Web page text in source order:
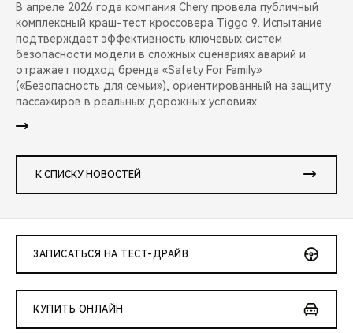
В апреле 2026 года компания Chery провела публичный
комплексный краш-тест кроссовера Tiggo 9. Испытание
подтверждает эффективность ключевых систем
безопасности модели в сложных сценариях аварий и
отражает подход бренда «Safety For Family»
(«Безопасность для семьи»), ориентированный на защиту
пассажиров в реальных дорожных условиях.
К СПИСКУ НОВОСТЕЙ
ЗАПИСАТЬСЯ НА ТЕСТ-ДРАЙВ
КУПИТЬ ОНЛАЙН